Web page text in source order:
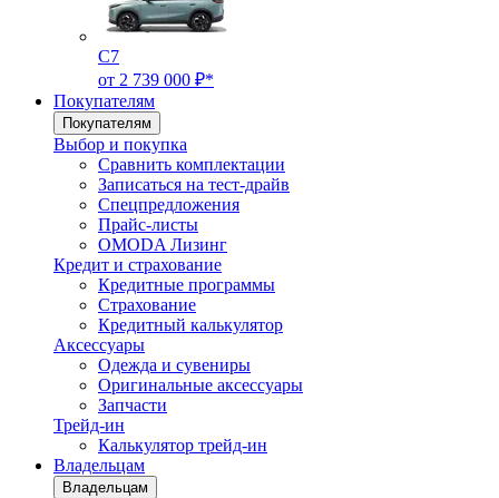
C7
от 2 739 000 ₽*
Покупателям
Покупателям
Выбор и покупка
Сравнить комплектации
Записаться на тест-драйв
Cпецпредложения
Прайс-листы
OMODA Лизинг
Кредит и страхование
Кредитные программы
Страхование
Кредитный калькулятор
Аксессуары
Одежда и сувениры
Оригинальные аксессуары
Запчасти
Трейд-ин
Калькулятор трейд-ин
Владельцам
Владельцам